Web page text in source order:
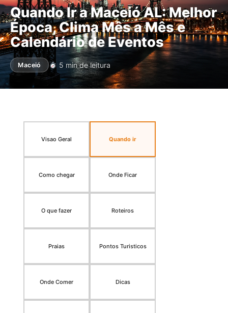
Quando Ir a Maceió AL: Melhor
Época, Clima Mês a Mês e
Calendário de Eventos
Maceió 5 min de leitura
Visao Geral Quando ir
Como chegar Onde Ficar
O que fazer Roteiros
Praias Pontos Turisticos
Onde Comer Dicas